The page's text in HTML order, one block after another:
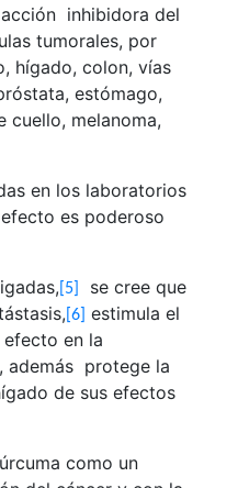
inhibidora del
tumorales, por
hígado, colon, vías
estómago,
cuello, melanoma,
en los laboratorios
es poderoso
[5]
se cree que
[6]
estimula el
en la
además protege la
de sus efectos
como un